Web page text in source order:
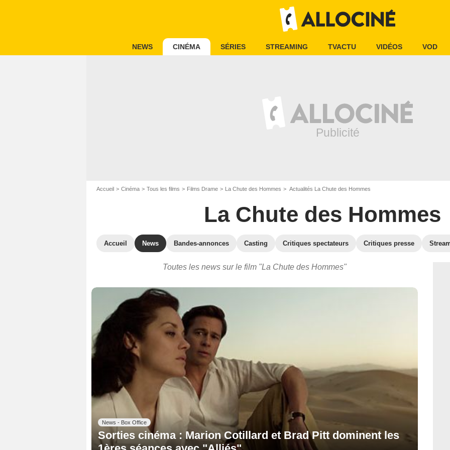
NEWS CINÉMA SÉRIES STREAMING TVACTU VIDÉOS VOD
Accueil Cinéma Tous les films Films Drame La Chute des Hommes Actualités La Chute des Hommes
La Chute des Hommes
Accueil News Bandes-annonces Casting Critiques spectateurs Critiques presse
Toutes les news sur le film "La Chute des Hommes"
News - Box Office
Sorties cinéma : Marion Cotillard et Brad Pitt dominent les